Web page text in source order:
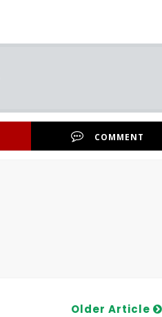
COMMENT
Older Article